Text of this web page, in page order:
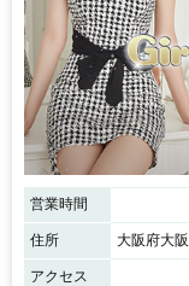
営業時間
住所 大阪府大
アクセス